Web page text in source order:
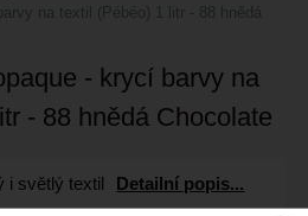
na textil (Pébéo) 1 litr - 88 hnědá
- krycí barvy na
- 88 hnědá Chocolate
i světlý textil Detailní popis...